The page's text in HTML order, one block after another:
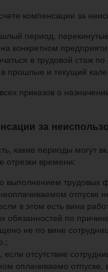
компенсации за
период,
конкретном
в трудовой стаж
в прошлые и текущий
приказов о
за
какие периоды
отрезки времени:
выполнением трудовых
отпуске
в этом есть вина
по
не по вине
если отсутствие
оплачиваемо